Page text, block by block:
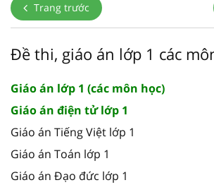
Trang trước
Đề thi, giáo án lớp 1 các
Giáo án lớp 1 (các môn học)
Giáo án điện tử lớp 1
Giáo án Tiếng Việt lớp 1
Giáo án Toán lớp 1
Giáo án Đạo đức lớp 1